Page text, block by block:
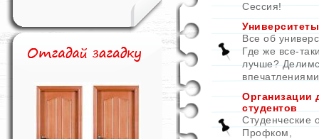
Сессия!
Университеты
Все об
Где же все-
лучше?
Организации
студентов
Студенческие
Профком,